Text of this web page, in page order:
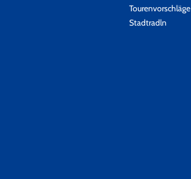
Stadtradln